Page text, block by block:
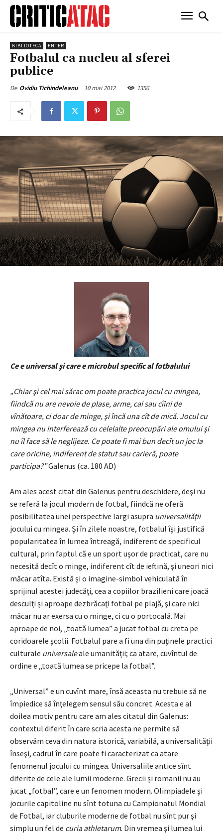
BIBLIOTECA ENTER
Fotbalul ca nucleu al sferei
publice
De Ovidiu Tichindeleanu 10 mai 2012 1356
Ce e universal şi care e microbul specific al fotbalului
„Chiar şi cel mai sărac om poate practica jocul cu mingea,
fiindcă nu are nevoie de plase, arme, cai sau cîini de
vînătoare, ci doar de minge, şi încă una cît de mică. Jocul cu
mingea nu interferează cu celelalte preocupări ale omului şi
nu îl face să le neglijeze. Ce poate fi mai bun decît un joc la
care oricine, indiferent de statut sau carieră, poate
participa?”Galenus (ca. 180 AD)
Am ales acest citat din Galenus pentru deschidere, deşi nu
se referă la jocul modern de fotbal, fiindcă ne oferă
posibilitatea unei perspective largi asupra universalităţii
jocului cu mingea. Şi în zilele noastre, fotbalul îşi justifică
popularitatea în lumea întreagă, indiferent de specificul
cultural, prin faptul că e un sport uşor de practicat, care nu
necesită decît o minge, indiferent cît de ieftină, şi uneori nici
măcar atîta. Există şi o imagine-simbol vehiculată în
sprijinul acestei judecăţi, cea a copiilor brazilieni care joacă
desculţi şi aproape dezbrăcaţi fotbal pe plajă, şi care nici
măcar nu ar exersa cu o minge, ci cu o portocală. Mai
aproape de noi, „toată lumea” a jucat fotbal cu creta pe
coridoarele şcolii. Fotbalul pare a fi una din puţinele practici
culturale universaleale umanităţii; ca atare, cuvîntul de
ordine e „toată lumea se pricepe la fotbal”.
„Universal” e un cuvînt mare, însă aceasta nu trebuie să ne
împiedice să înţelegem sensul său concret. Acesta e al
doilea motiv pentru care am ales citatul din Galenus:
contextul diferit în care scria acesta ne permite să
observăm ceva din natura istorică, variabilă, a universalităţii
înseşi, cadrul în care poate fi caracterizat ca atare
fenomenul jocului cu mingea. Universaliile antice sînt
diferite de cele ale lumii moderne. Grecii şi romanii nu au
jucat „fotbal”, care e un fenomen modern. Olimpiadele şi
jocurile capitoline nu sînt totuna cu Campionatul Mondial
de Fotbal, iar cluburile moderne de fotbal nu sînt pur şi
simplu un fel de curia athletarum. Din vremea şi lumea lui